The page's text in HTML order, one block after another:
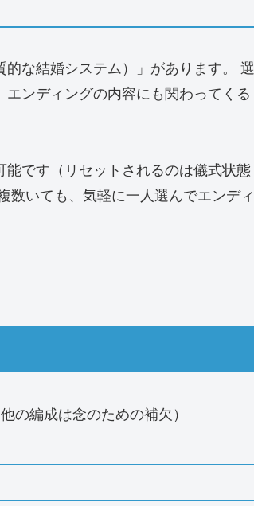
な結婚システム）」があります。 選
ンディングの内容にも関わってくる
です（リセットされるのは儀式状態
数いても、気軽に一人選んでエンディ
の編成は念のための補欠）